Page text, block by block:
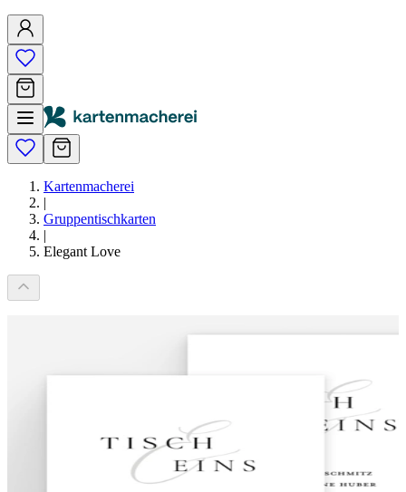
Kartenmacherei
|
Gruppentischkarten
|
Elegant Love